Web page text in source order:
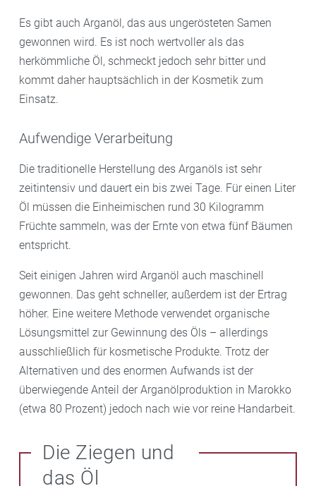
Es gibt auch Arganöl, das aus ungerösteten Samen
gewonnen wird. Es ist noch wertvoller als das
herkömmliche Öl, schmeckt jedoch sehr bitter und
kommt daher hauptsächlich in der Kosmetik zum
Einsatz.
Aufwendige Verarbeitung
Die traditionelle Herstellung des Arganöls ist sehr
zeitintensiv und dauert ein bis zwei Tage. Für einen Liter
Öl müssen die Einheimischen rund 30 Kilogramm
Früchte sammeln, was der Ernte von etwa fünf Bäumen
entspricht.
Seit einigen Jahren wird Arganöl auch maschinell
gewonnen. Das geht schneller, außerdem ist der Ertrag
höher. Eine weitere Methode verwendet organische
Lösungsmittel zur Gewinnung des Öls – allerdings
ausschließlich für kosmetische Produkte. Trotz der
Alternativen und des enormen Aufwands ist der
überwiegende Anteil der Arganölproduktion in Marokko
(etwa 80 Prozent) jedoch nach wie vor reine Handarbeit.
Die Ziegen und
das Öl